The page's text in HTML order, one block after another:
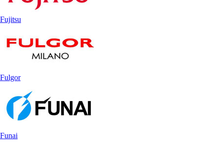
Fujitsu
Fulgor
Funai